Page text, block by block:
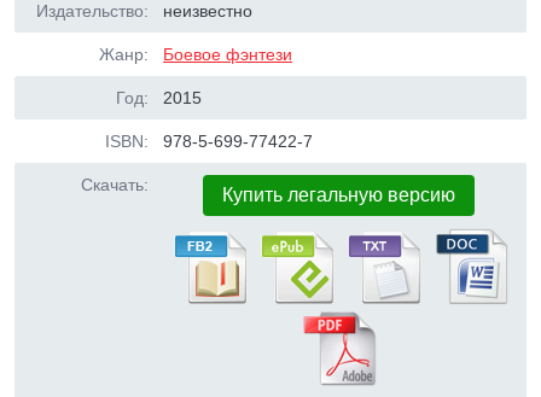
Издательство: неизвестно
Жанр: Боевое фэнтези
Год: 2015
ISBN: 978-5-699-77422-7
Скачать: Купить легальную версию